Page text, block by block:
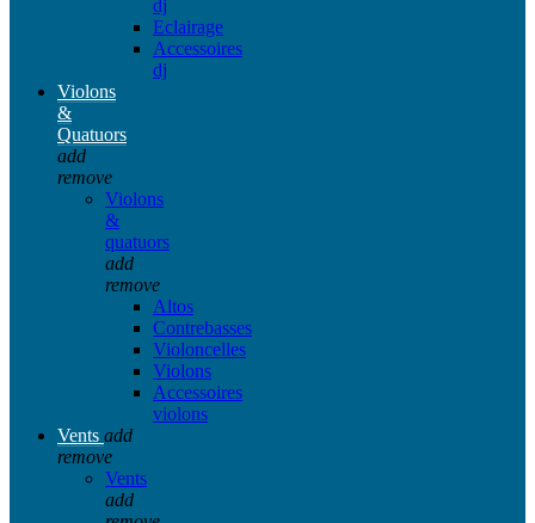
dj
Eclairage
Accessoires
dj
Violons
&
Quatuors
add
remove
Violons
&
quatuors
add
remove
Altos
Contrebasses
Violoncelles
Violons
Accessoires
violons
Vents add
remove
Vents
add